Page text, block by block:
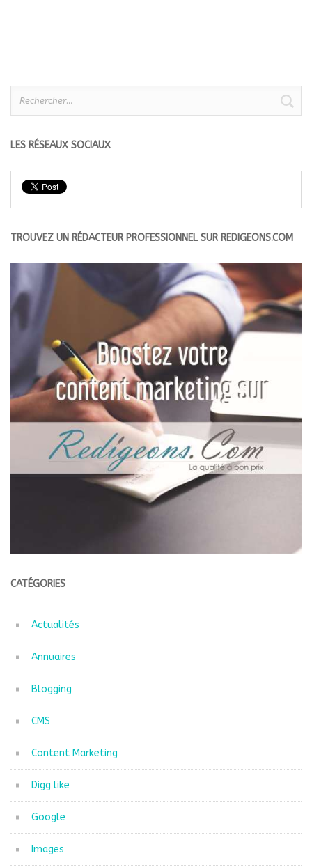
LES RÉSEAUX SOCIAUX
TROUVEZ UN RÉDACTEUR PROFESSIONNEL SUR REDIGEONS.COM
CATÉGORIES
Actualités
Annuaires
Blogging
CMS
Content Marketing
Digg like
Google
Images